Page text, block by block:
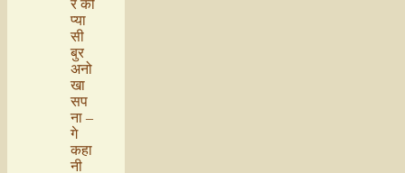
र की
प्या
सी
बुर
अनो
खा
सप
ना –
गे
कहा
नी